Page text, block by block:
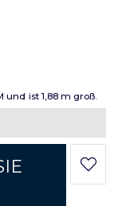
und ist 1,88 m groß.